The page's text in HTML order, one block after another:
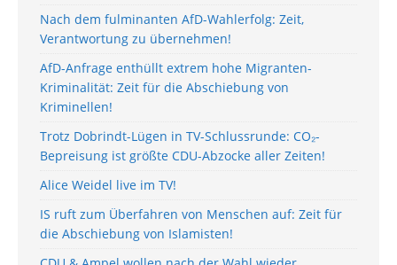
Nach dem fulminanten AfD-Wahlerfolg: Zeit,
Verantwortung zu übernehmen!
AfD-Anfrage enthüllt extrem hohe Migranten-
Kriminalität: Zeit für die Abschiebung von
Kriminellen!
Trotz Dobrindt-Lügen in TV-Schlussrunde: CO₂-
Bepreisung ist größte CDU-Abzocke aller Zeiten!
Alice Weidel live im TV!
IS ruft zum Überfahren von Menschen auf: Zeit für
die Abschiebung von Islamisten!